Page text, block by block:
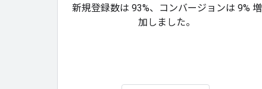
新規登録数は 93%、コンバージョンは 9% 増
加しました。